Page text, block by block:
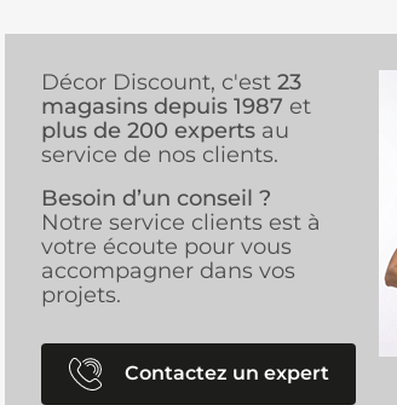
Décor Discount, c'est 23
magasins depuis 1987 et
plus de 200 experts au
service de nos clients.
Besoin d’un conseil ?
Notre service clients est à
votre écoute pour vous
accompagner dans vos
projets.
Contactez un expert